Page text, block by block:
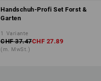
Handschuh-Profi Set Forst &
Garten
1 Variante
CHF 37.47CHF 27.89
(m. MwSt.)